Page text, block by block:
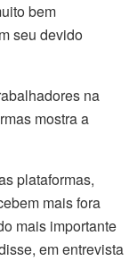
bem
seu devido
na
mostra a
plataformas,
mais fora
mais importante
em entrevista